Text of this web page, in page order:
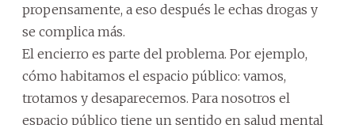
propensamente, a eso después le echas drogas y
se complica más.
El encierro es parte del problema. Por ejemplo,
cómo habitamos el espacio público: vamos,
trotamos y desaparecemos. Para nosotros el
espacio público tiene un sentido en salud mental